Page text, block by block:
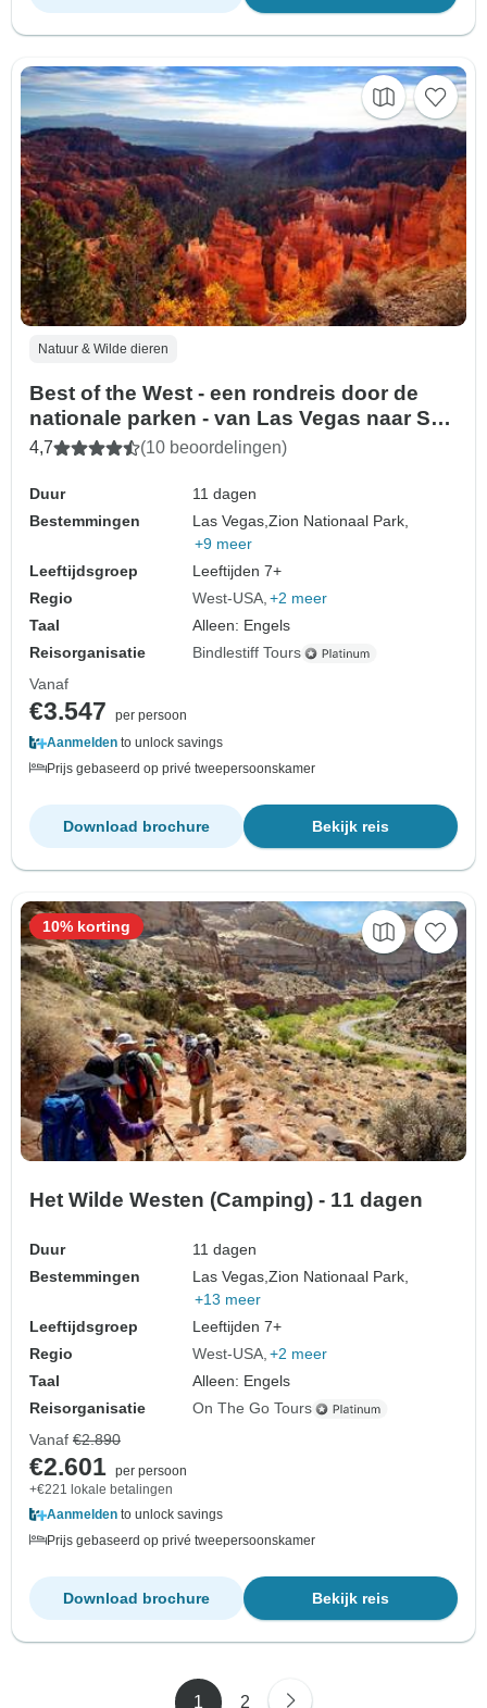
Natuur & Wilde dieren
Best of the West - een rondreis door de
nationale parken - van Las Vegas naar San
Francisco - 11 dagen
4,7 (10 beoordelingen)
Duur
11 dagen
Bestemmingen
Las Vegas,Zion Nationaal Park,
+9 meer
Leeftijdsgroep
Leeftijden 7+
Regio
West-USA +2 meer
Taal
Alleen: Engels
Reisorganisatie
Bindlestiff Tours
Vanaf
€3.547
per persoon
Aanmelden to unlock savings
Prijs gebaseerd op privé tweepersoonskamer
Bekijk reis
Download brochure
Het Wilde Westen (Camping) - 11 dagen
Duur
11 dagen
Bestemmingen
Las Vegas,Zion Nationaal Park,
+13 meer
Leeftijdsgroep
Leeftijden 7+
Regio
West-USA +2 meer
Taal
Alleen: Engels
Reisorganisatie
On The Go Tours
10% korting
Vanaf €2.890
€2.601 per persoon
+€221 lokale betalingen
Aanmelden to unlock savings
Prijs gebaseerd op privé tweepersoonskamer
Bekijk reis
Download brochure
1 2